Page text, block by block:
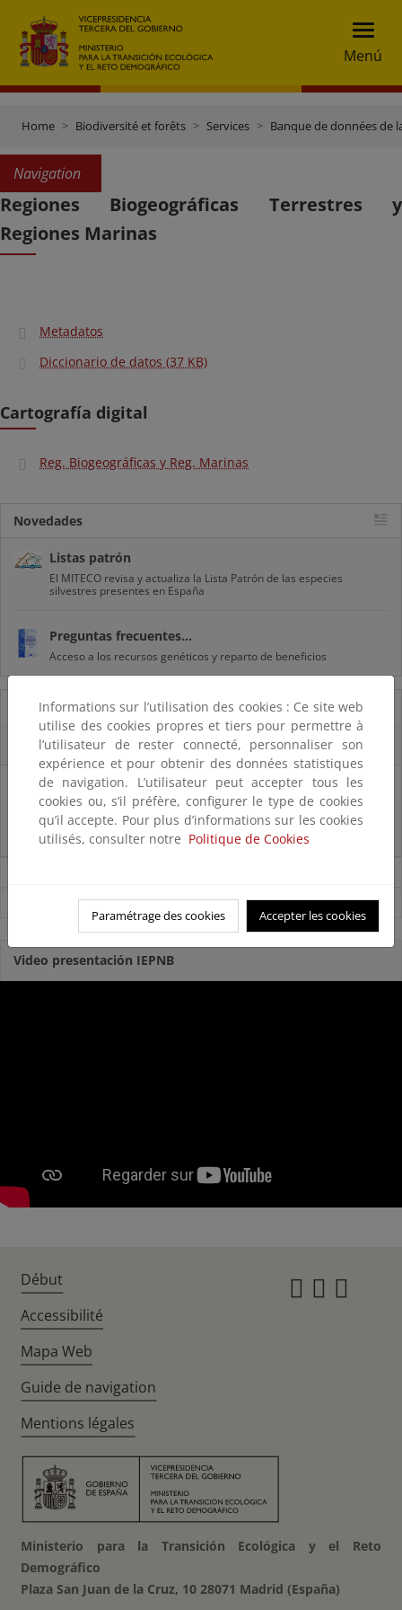
Menú
Home Biodiversité et forêts Services Banque de données de
Navigation
Regiones Biogeográficas Terrestres y
Regiones Marinas
Metadatos
Diccionario de datos (37 KB)
Cartografía digital
Reg. Biogeográficas y Reg. Marinas
Novedades
Listas patrón
El MITECO revisa y actualiza la Lista Patrón de las especies
silvestres presentes en España
Preguntas frecuentes...
Acceso a los recursos genéticos y reparto de beneficios
07/08/2025
El censo de aves del Parque Nacional de las Tablas bate récords históricos
27/06/2025
La reunión ministerial de OSPAR refuerza la acción conjunta para proteger
el Atlántico Nordeste
Ver todas las noticias
Video presentación IEPNB
Informations sur l’utilisation des cookies : Ce site web
utilise des cookies propres et tiers pour permettre à
l’utilisateur de rester connecté, personnaliser son
expérience et pour obtenir des données statistiques
de navigation. L’utilisateur peut accepter tous les
cookies ou, s’il préfère, configurer le type de cookies
qu’il accepte. Pour plus d’informations sur les cookies
utilisés, consulter notre Politique de Cookies
Paramétrage des cookies Accepter les cookies
Début
Accessibilité
Mapa Web
Guide de navigation
Mentions légales
Ministerio para la Transición Ecológica y el Reto
Demográfico
Plaza San Juan de la Cruz, 10 28071 Madrid (España)